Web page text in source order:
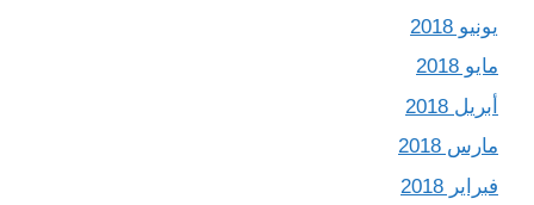
يونيو 2018
مايو 2018
أبريل 2018
مارس 2018
فبراير 2018